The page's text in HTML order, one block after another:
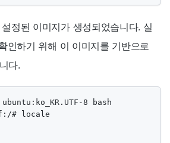
정된 이미지가 생성되었습니다. 실
인하기 위해 이 이미지를 기반으로
다.
8 bash
# locale